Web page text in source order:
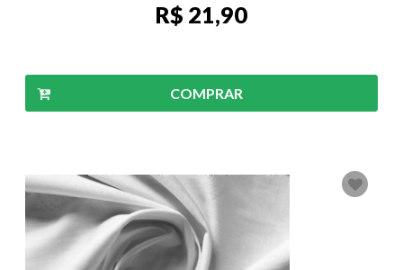
R$ 21,90
COMPRAR